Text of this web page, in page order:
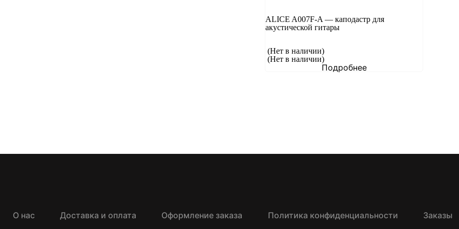
ALICE A007F-A — каподастр для
акустической гитары
(Нет в наличии)
(Нет в наличии)
Подробнее
О нас Доставка и оплата Оформление заказа Политика конфиденциальности Заказы